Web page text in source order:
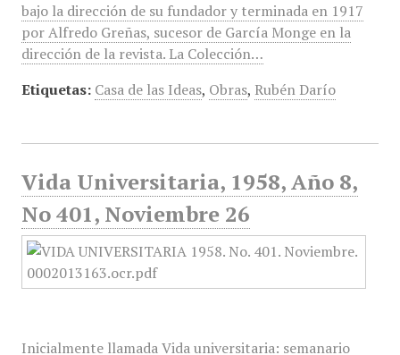
bajo la dirección de su fundador y terminada en 1917
por Alfredo Greñas, sucesor de García Monge en la
dirección de la revista. La Colección…
Etiquetas: Casa de las Ideas, Obras, Rubén Darío
Vida Universitaria, 1958, Año 8,
No 401, Noviembre 26
Inicialmente llamada Vida universitaria: semanario